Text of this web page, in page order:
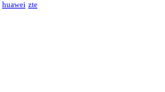
huawei zte